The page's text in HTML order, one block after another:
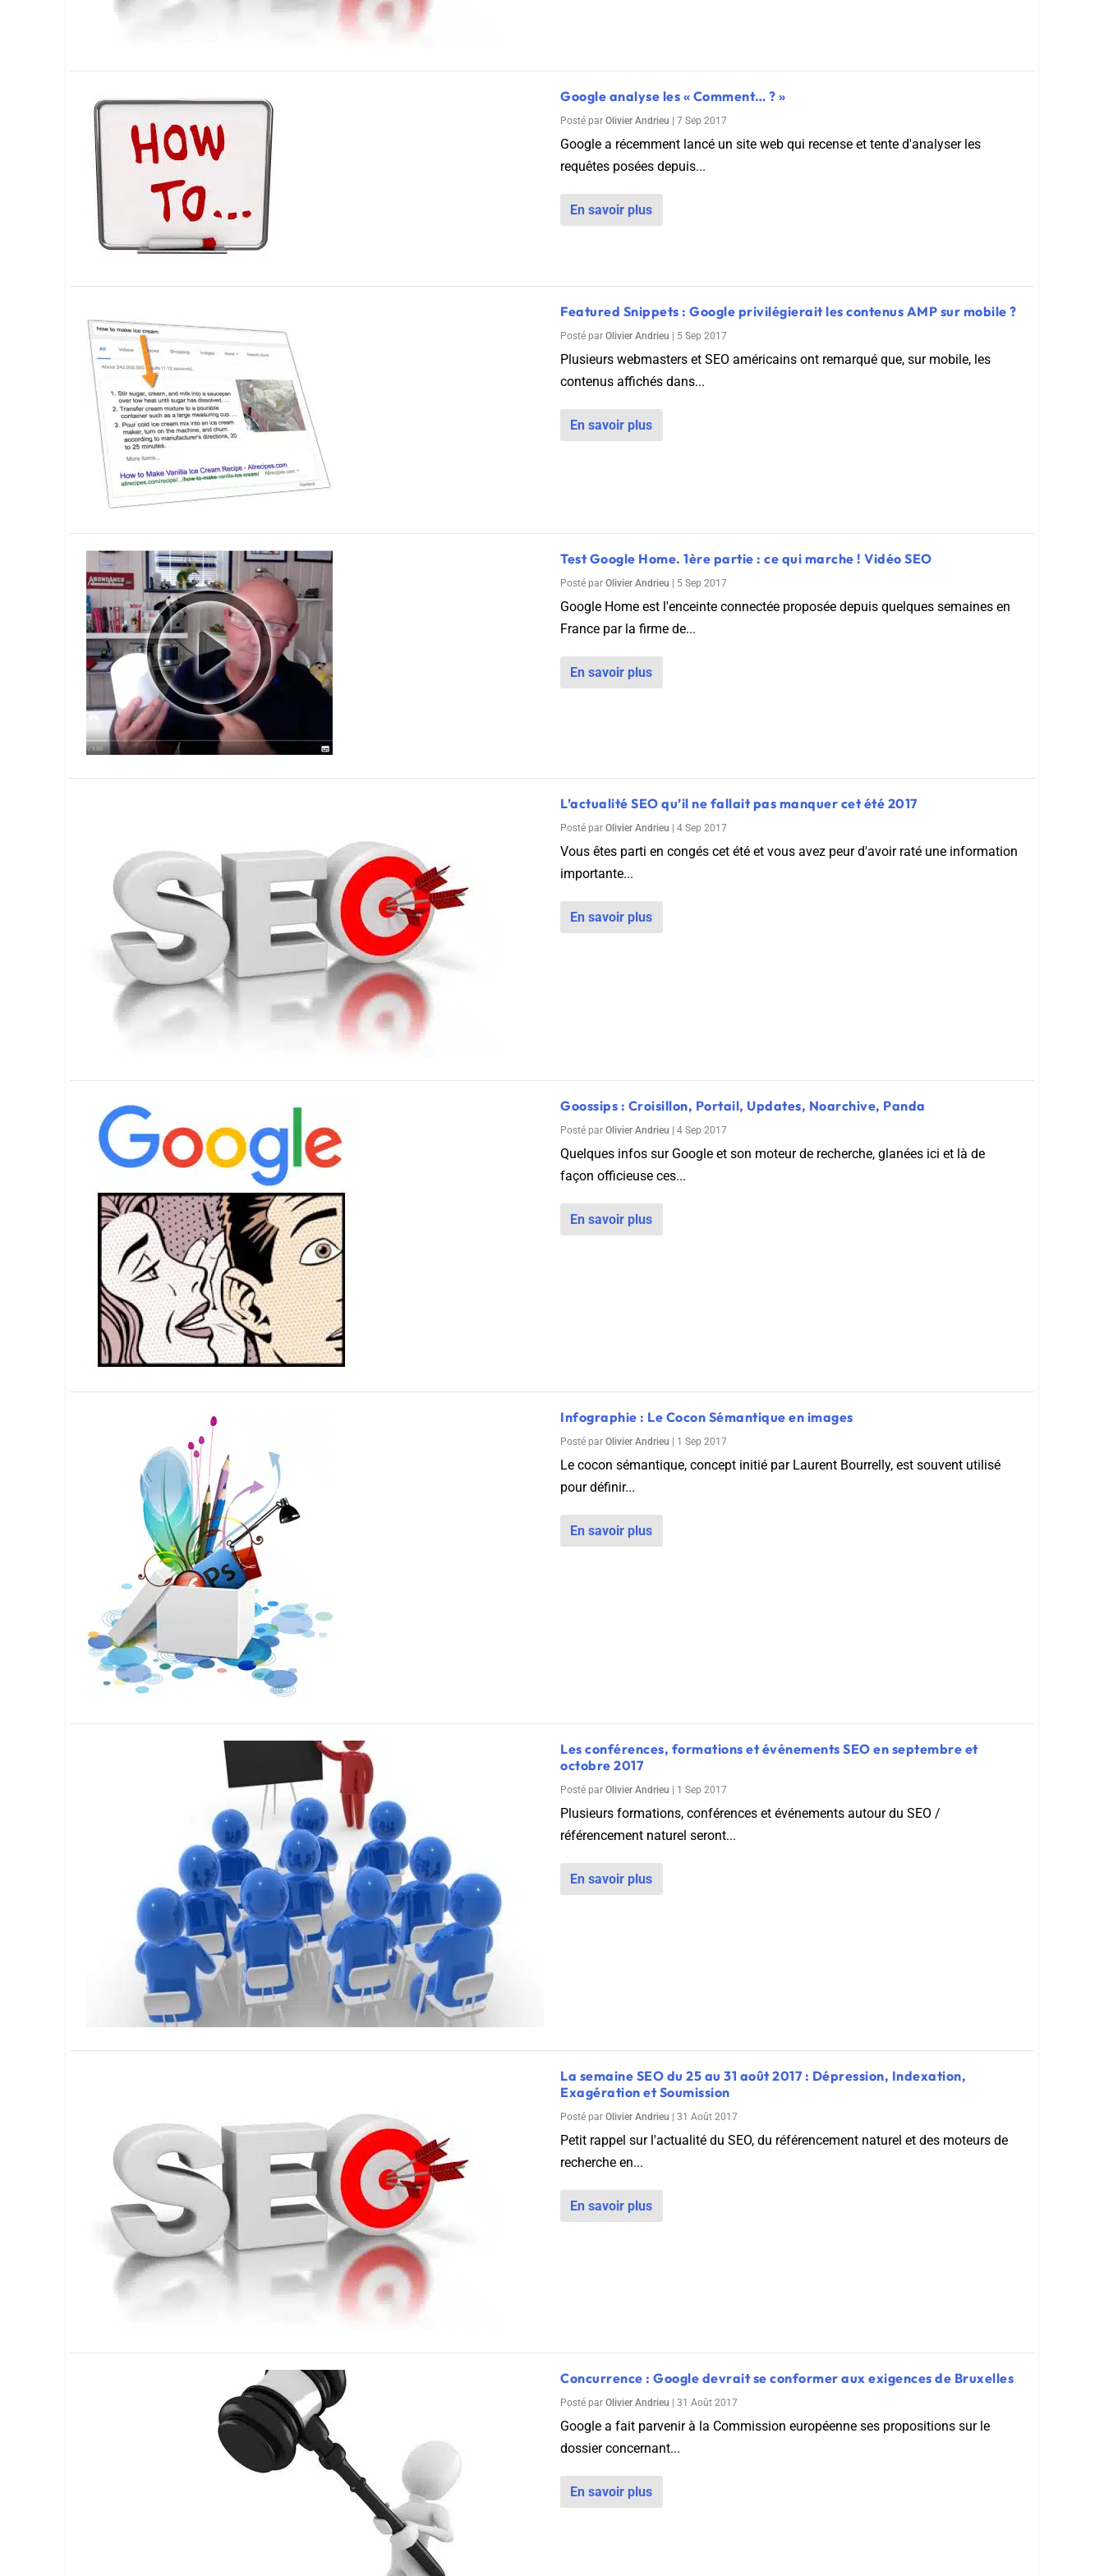
Télécharger l'Ebook
Wordpress
PrestaShop
Formation SEO & GEO - Edition 2026
244.30€ HT au lieu de 349€ pendant 1 mois !
Je découvre !
Google analyse les « Comment… ? »
Posté par Olivier Andrieu 7 Sep 2017
Google a récemment lancé un site web qui recense et tente d'analyser les
requêtes posées depuis...
En savoir plus
Featured Snippets : Google privilégierait les contenus AMP sur mobile ?
Posté par Olivier Andrieu 5 Sep 2017
Plusieurs webmasters et SEO américains ont remarqué que, sur mobile, les
contenus affichés dans...
En savoir plus
Test Google Home. 1ère partie : ce qui marche ! Vidéo SEO
Posté par Olivier Andrieu 5 Sep 2017
Google Home est l'enceinte connectée proposée depuis quelques semaines en
France par la firme de...
En savoir plus
L’actualité SEO qu’il ne fallait pas manquer cet été 2017
Posté par Olivier Andrieu 4 Sep 2017
Vous êtes parti en congés cet été et vous avez peur d'avoir raté une information
importante...
En savoir plus
Goossips : Croisillon, Portail, Updates, Noarchive, Panda
Posté par Olivier Andrieu 4 Sep 2017
Quelques infos sur Google et son moteur de recherche, glanées ici et là de
façon officieuse ces...
En savoir plus
Infographie : Le Cocon Sémantique en images
Posté par Olivier Andrieu 1 Sep 2017
Le cocon sémantique, concept initié par Laurent Bourrelly, est souvent utilisé
pour définir...
En savoir plus
Les conférences, formations et événements SEO en septembre et
octobre 2017
Posté par Olivier Andrieu 1 Sep 2017
Plusieurs formations, conférences et événements autour du SEO /
référencement naturel seront...
En savoir plus
La semaine SEO du 25 au 31 août 2017 : Dépression, Indexation,
Exagération et Soumission
Posté par Olivier Andrieu 31 Août 2017
Petit rappel sur l'actualité du SEO, du référencement naturel et des moteurs de
recherche en...
En savoir plus
Concurrence : Google devrait se conformer aux exigences de Bruxelles
Posté par Olivier Andrieu 31 Août 2017
Google a fait parvenir à la Commission européenne ses propositions sur le
dossier concernant...
En savoir plus